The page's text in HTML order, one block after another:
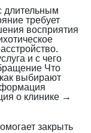
длительным
требует
восприятия
и с чего
Что
выбирают
о клинике →
закрыть